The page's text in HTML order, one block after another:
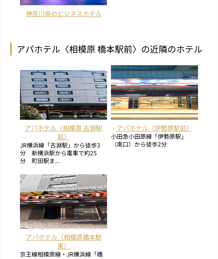
神奈川県のビジネスホテル
アパホテル〈相模原 橋本駅前〉の近隣のホテル
アパホテル〈相模原 古淵駅
前〉
JR横浜線「古淵駅」から徒歩3
分 新横浜駅から電車で約25
分 町田駅ま...
アパホテル〈伊勢原駅前〉
小田急小田原線「伊勢原駅」
（南口）から徒歩2分
アパホテル〈相模原橋本駅
東〉
京王線相模原線・JR横浜線「橋